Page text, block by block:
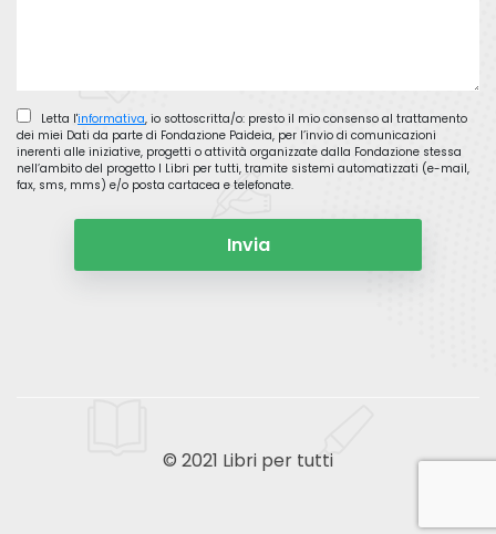
Letta l'informativa, io sottoscritta/o: presto il mio consenso al trattamento
dei miei Dati da parte di Fondazione Paideia, per l’invio di comunicazioni
inerenti alle iniziative, progetti o attività organizzate dalla Fondazione stessa
nell’ambito del progetto I Libri per tutti, tramite sistemi automatizzati (e-mail,
fax, sms, mms) e/o posta cartacea e telefonate.
© 2021 Libri per tutti